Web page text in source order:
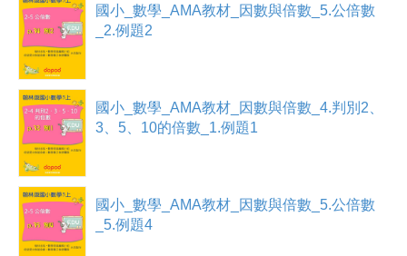
國小_數學_AMA教材_因數與倍數_5.公倍數
_2.例題2
國小_數學_AMA教材_因數與倍數_4.判別2、
3、5、10的倍數_1.例題1
國小_數學_AMA教材_因數與倍數_5.公倍數
_5.例題4